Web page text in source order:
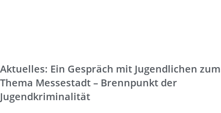
Aktuelles: Ein Gespräch mit Jugendlichen zum
Thema Messestadt – Brennpunkt der
Jugendkriminalität